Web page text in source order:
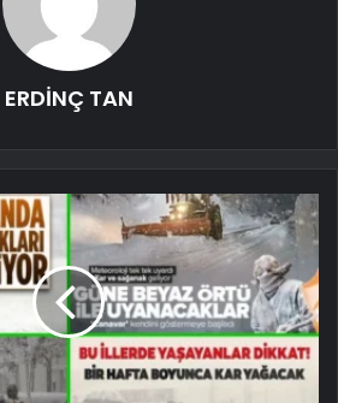
ERDİNÇ TAN